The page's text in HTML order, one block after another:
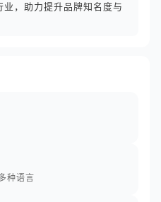
，助力提升品牌知名度与
种语言